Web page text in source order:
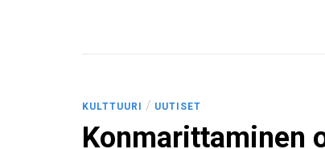
KULTTUURI / UUTISET
Konmarittaminen